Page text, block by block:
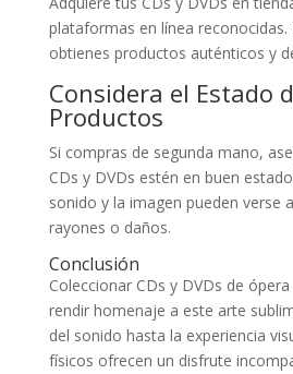
plataformas en línea reconocidas.
obtienes productos auténticos y
Considera el Estado
Productos
Si compras de segunda mano,
CDs y DVDs estén en buen
sonido y la imagen pueden verse
rayones o daños.
Conclusión
Coleccionar CDs y DVDs de
rendir homenaje a este arte
del sonido hasta la experiencia
físicos ofrecen un disfrute